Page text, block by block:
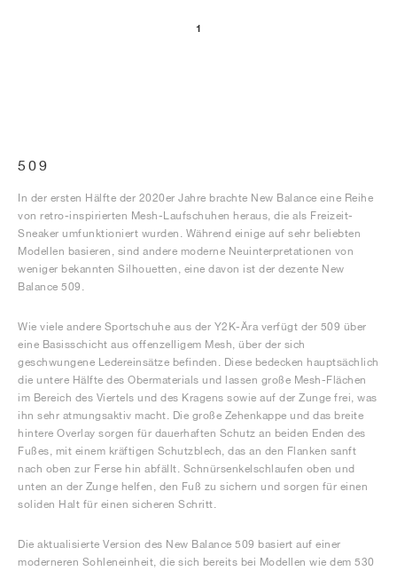
1
509
In der ersten Hälfte der 2020er Jahre brachte New Balance eine Reihe
von retro-inspirierten Mesh-Laufschuhen heraus, die als Freizeit-
Sneaker umfunktioniert wurden. Während einige auf sehr beliebten
Modellen basieren, sind andere moderne Neuinterpretationen von
weniger bekannten Silhouetten, eine davon ist der dezente New
Balance 509.
Wie viele andere Sportschuhe aus der Y2K-Ära verfügt der 509 über
eine Basisschicht aus offenzelligem Mesh, über der sich
geschwungene Ledereinsätze befinden. Diese bedecken hauptsächlich
die untere Hälfte des Obermaterials und lassen große Mesh-Flächen
im Bereich des Viertels und des Kragens sowie auf der Zunge frei, was
ihn sehr atmungsaktiv macht. Die große Zehenkappe und das breite
hintere Overlay sorgen für dauerhaften Schutz an beiden Enden des
Fußes, mit einem kräftigen Schutzblech, das an den Flanken sanft
nach oben zur Ferse hin abfällt. Schnürsenkelschlaufen oben und
unten an der Zunge helfen, den Fuß zu sichern und sorgen für einen
soliden Halt für einen sicheren Schritt.
Die aktualisierte Version des New Balance 509 basiert auf einer
moderneren Sohleneinheit, die sich bereits bei Modellen wie dem 530